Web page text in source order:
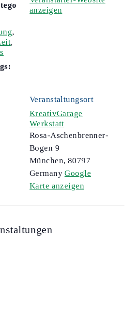
,
,
Veranstaltungsort
KreativGarage
Werkstatt
Rosa-Aschenbrenner-
Bogen 9
München, 80797
Germany Google
Karte anzeigen
anzeigen